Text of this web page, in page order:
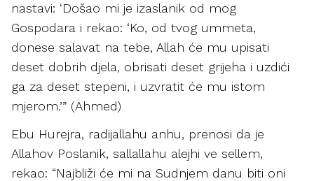
nastavi: ‘Došao mi je izaslanik od mog
Gospodara i rekao: ‘Ko, od tvog ummeta,
donese salavat na tebe, Allah će mu upisati
deset dobrih djela, obrisati deset grijeha i uzdići
ga za deset stepeni, i uzvratit će mu istom
mjerom.’” (Ahmed)
Ebu Hurejra, radijallahu anhu, prenosi da je
Allahov Poslanik, sallallahu alejhi ve sellem,
rekao: “Najbliži će mi na Sudnjem danu biti oni